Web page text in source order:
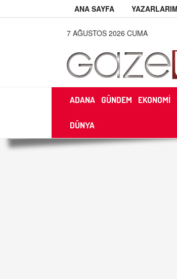
ANA SAYFA
7 AĞUSTOS 2026 CUMA
ADANA GÜNDEM EKONOMİ
DÜNYA